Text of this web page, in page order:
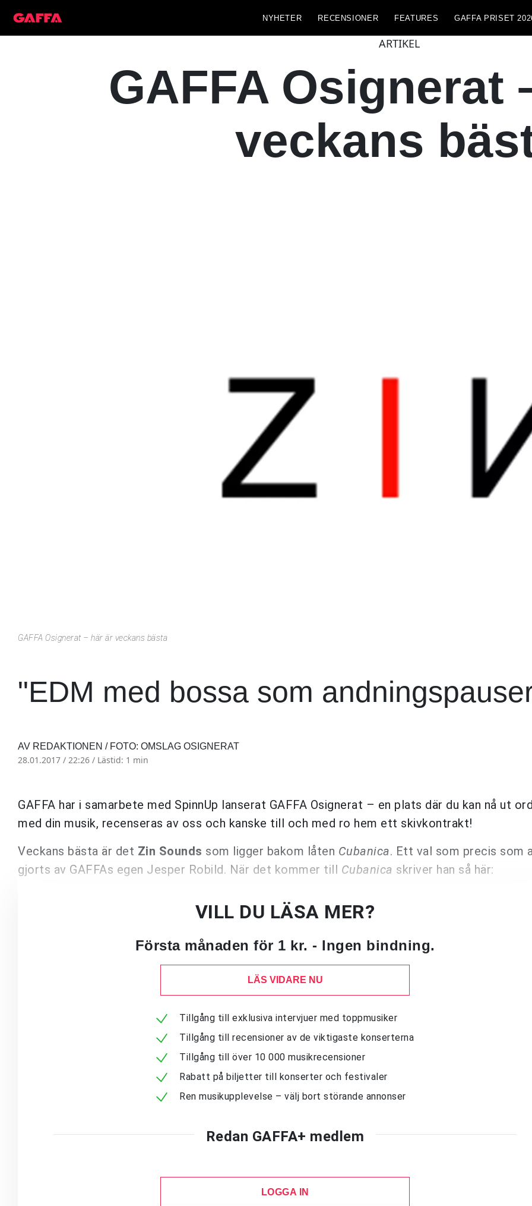
NYHETER RECENSIONER FEATURES GAFFA PRISET
ARTIKEL
GAFFA Osignerat
veckans
GAFFA Osignerat – här är veckans bästa
"EDM med bossa som
AV REDAKTIONEN / FOTO: OMSLAG OSIGNERAT
28.01.2017 / 22:26 / Lästid: 1 min
GAFFA har i samarbete med SpinnUp lanserat GAFFA Osignerat – en plats där du kan nå ut
med din musik, recenseras av oss och kanske till och med ro hem ett skivkontrakt!
Veckans bästa är det Zin Sounds som ligger bakom låten Cubanica. Ett val som precis som
gjorts av GAFFAs egen Jesper Robild. När det kommer till Cubanica skriver han så här:
VILL DU LÄSA MER?
Första månaden för 1 kr. - Ingen bindning.
LÄS VIDARE NU
Tillgång till exklusiva intervjuer med toppmusiker
Tillgång till recensioner av de viktigaste konserterna
Tillgång till över 10 000 musikrecensioner
Rabatt på biljetter till konserter och festivaler
Ren musikupplevelse – välj bort störande annonser
Redan GAFFA+ medlem
LOGGA IN